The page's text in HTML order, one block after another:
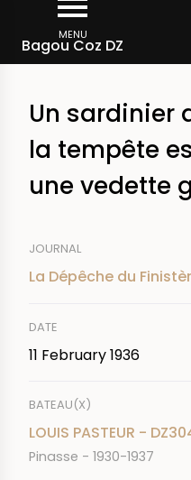
main
MENU
Bagou Coz DZ
Breadcrumb
Un sardinier
la tempête
une vedette
JOURNAL
La Dépêche du
DATE
11 February 1936
BATEAU(X)
LOUIS PASTEUR -
Pinasse - 1930-1937